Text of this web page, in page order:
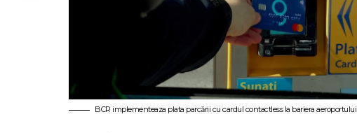
BCR implementeaza plata parcării cu cardul contactless la bariera aeroportului